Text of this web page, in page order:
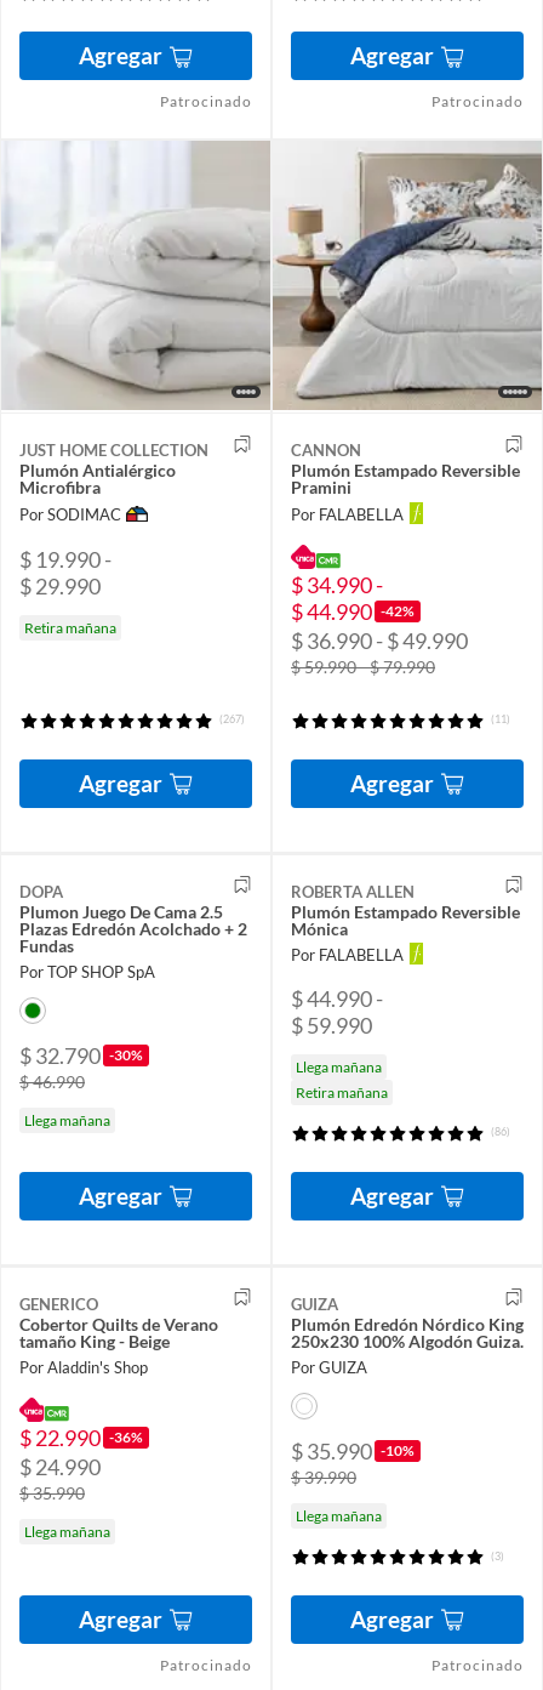
Agregar
Patrocinado
Agregar
Patrocinado
JUST HOME COLLECTION
Plumón Antialérgico
Microfibra
Por SODIMAC
$ 19.990 -
$ 29.990
Retira mañana
(267)
Agregar
CANNON
Plumón Estampado Reversible
Pramini
Por FALABELLA
$ 34.990 -
$ 44.990 -42%
$ 36.990 - $ 49.990
$ 59.990 - $ 79.990
(11)
Agregar
DOPA
Plumon Juego De Cama 2.5
Plazas Edredón Acolchado + 2
Fundas
Por TOP SHOP SpA
$ 32.790 -30%
$ 46.990
Llega mañana
Agregar
ROBERTA ALLEN
Plumón Estampado Reversible
Mónica
Por FALABELLA
$ 44.990 -
$ 59.990
Llega mañana
Retira mañana
(86)
Agregar
GENERICO
Cobertor Quilts de Verano
tamaño King - Beige
Por Aladdin's Shop
$ 22.990 -36%
$ 24.990
$ 35.990
Llega mañana
Agregar
Patrocinado
GUIZA
Plumón Edredón Nórdico King
250x230 100% Algodón Guiza.
Por GUIZA
$ 35.990 -10%
$ 39.990
Llega mañana
(3)
Agregar
Patrocinado